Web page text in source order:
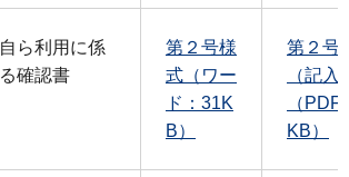
自ら利用に係
る確認書
第２号様
式（ワー
ド：31K
B）
第２号
（記入
（
KB）